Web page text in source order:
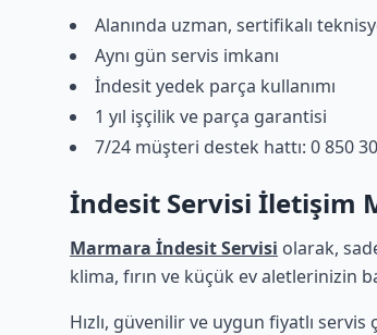
Alanında uzman, sertifikalı
Aynı gün servis imkanı
İndesit yedek parça kullanımı
1 yıl işçilik ve parça garantisi
7/24 müşteri destek hattı: 0 850
İndesit Servisi İletişim
Marmara İndesit Servisi olarak,
klima, fırın ve küçük ev aletlerinizin
Hızlı, güvenilir ve uygun fiyatlı